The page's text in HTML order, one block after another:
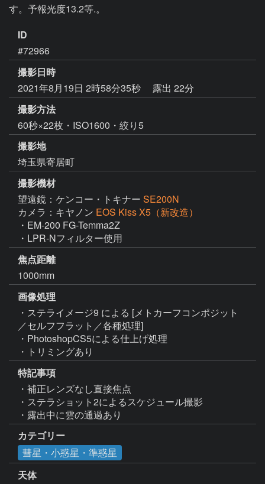
す。予報光度13.2等.。
ID
#72966
撮影日時
2021年8月19日 2時58分35秒
露出 22分
撮影方法
60秒×22枚・ISO1600・絞り5
撮影地
埼玉県寄居町
撮影機材
望遠鏡：ケンコー・トキナー SE200N
カメラ：キヤノン EOS Kiss X5（新改造）
・EM-200 FG-Temma2Z
・LPR-Nフィルター使用
焦点距離
1000mm
画像処理
・ステライメージ9 による [メトカーフコンポジット
／セルフフラット／各種処理]
・PhotoshopCS5による仕上げ処理
・トリミングあり
特記事項
・補正レンズなし直接焦点
・ステラショット2によるスケジュール撮影
・露出中に雲の通過あり
カテゴリー
彗星・小惑星・準惑星
天体